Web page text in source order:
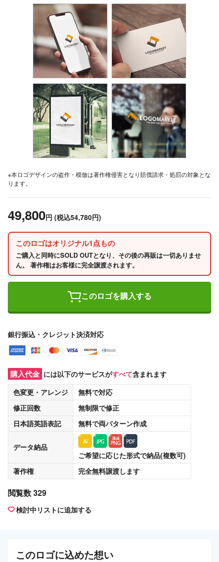
※本ロゴデザインの盗作・模倣は著作権侵害となり賠償請求・処罰の対象とな
ります。
49,800円 (税込54,780円)
このロゴはオリジナル1点もの
ご購入と同時にSOLD OUTとなり、その後の再販は一切ありませ
ん。 著作権はお客様に完全譲渡されます。
このロゴを購入する
銀行振込・クレジット決済対応
購入代金 には以下のサービスがすべて含まれます
色変更・アレンジ
無料で対応
修正回数
無制限で修正
日本語英語表記
無料で両パターン作成
データ納品
ご希望に応じた形式で納品(複数可)
著作権
完全無料譲渡します
閲覧数 329
検討中リストに追加する
このロゴに込めた想い